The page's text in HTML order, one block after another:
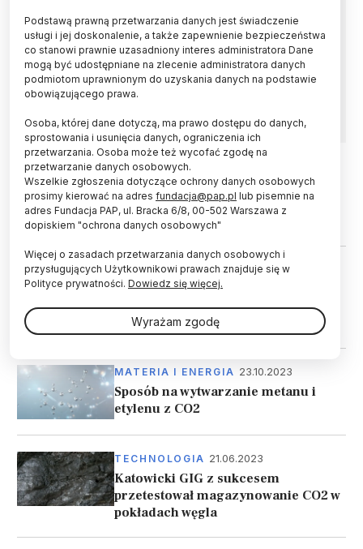
Składowanie dwutlenku węgla w skałach
można połączyć z pozyskiwaniem z nich
wodoru, a być może także energii geotermalnej
– poinformowano podczas kongresu European
Geosciences Union General Assembly w
Wiedniu.
ŚWIAT 16.10.2025
WMO: w 2024 roku odnotowano
rekordowy wzrost CO2
ŚWIAT 08.02.2025
Naukowcy: branża piłkarska
odpowiada za emisję takiej ilości
CO2, jak cała Austria
MATERIA I ENERGIA 23.10.2023
Sposób na wytwarzanie metanu i
etylenu z CO2
TECHNOLOGIA 21.06.2023
Katowicki GIG z sukcesem
przetestował magazynowanie CO2 w
pokładach węgla
Podstawą prawną przetwarzania danych jest świadczenie
usługi i jej doskonalenie, a także zapewnienie bezpieczeństwa
co stanowi prawnie uzasadniony interes administratora Dane
mogą być udostępniane na zlecenie administratora danych
podmiotom uprawnionym do uzyskania danych na podstawie
obowiązującego prawa.
Osoba, której dane dotyczą, ma prawo dostępu do danych,
sprostowania i usunięcia danych, ograniczenia ich
przetwarzania. Osoba może też wycofać zgodę na
przetwarzanie danych osobowych.
Wszelkie zgłoszenia dotyczące ochrony danych osobowych
prosimy kierować na adres fundacja@pap.pl lub pisemnie na
adres Fundacja PAP, ul. Bracka 6/8, 00-502 Warszawa z
dopiskiem "ochrona danych osobowych"
Więcej o zasadach przetwarzania danych osobowych i
przysługujących Użytkownikowi prawach znajduje się w
Polityce prywatności. Dowiedz się więcej.
Wyrażam zgodę